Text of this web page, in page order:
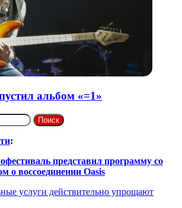
альбом «=1»
:
представил программу со
о воссоединении Oasis
услуги действительно упрощают